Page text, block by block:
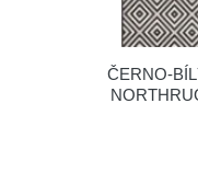
ČERNO-